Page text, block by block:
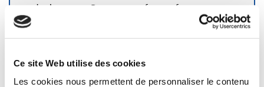
Ce site Web utilise des cookies
Les cookies nous permettent de personnaliser le contenu
adechanterac@synercom-france.fr
RETOUR